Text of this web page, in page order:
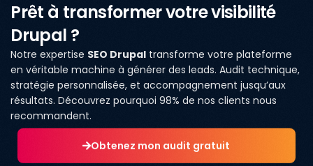
Prêt à transformer votre visibilité
Drupal ?
Notre expertise SEO Drupal transforme votre plateforme
en véritable machine à générer des leads. Audit technique,
stratégie personnalisée, et accompagnement jusqu’aux
résultats. Découvrez pourquoi 98% de nos clients nous
recommandent.
Obtenez mon audit gratuit